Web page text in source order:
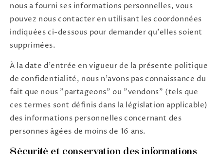
nous a fourni ses informations personnelles, vous
pouvez nous contacter en utilisant les coordonnées
indiquées ci-dessous pour demander qu'elles soient
supprimées.
À la date d'entrée en vigueur de la présente politique
de confidentialité, nous n'avons pas connaissance du
fait que nous "partageons" ou "vendons" (tels que
ces termes sont définis dans la législation applicable)
des informations personnelles concernant des
personnes âgées de moins de 16 ans.
Sécurité et conservation des informations